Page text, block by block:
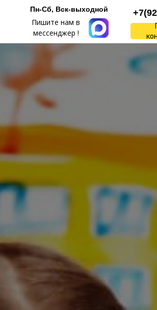
Пишите нам в
мессенджер !
Пн-Сб, Вск-выходной